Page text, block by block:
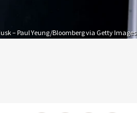
– Paul Yeung/Bloomberg via Getty Images